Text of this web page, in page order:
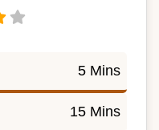
5 Mins
15 Mins